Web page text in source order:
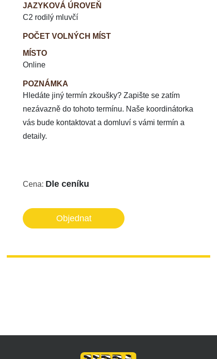
JAZYKOVÁ ÚROVEŇ
C2 rodilý mluvčí
POČET VOLNÝCH MÍST
MÍSTO
Online
POZNÁMKA
Hledáte jiný termín zkoušky? Zapište se zatím
nezávazně do tohoto termínu. Naše koordinátorka
vás bude kontaktovat a domluví s vámi termín a
detaily.
Cena: Dle ceníku
Objednat